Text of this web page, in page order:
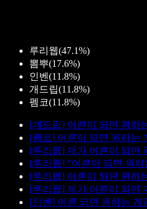
루리웹(47.1%)
뽐뿌(17.6%)
인벤 (11.8%)
개드립(11.8%)
펨코(11.8%)
[개드립] 어른이 되면 원하
[펨코] 어른이 되면 원하는
[루리웹] 제가 어른이 되면
[루리웹] "어른이 되면 원
[루리웹] 어른이 되면 원하
[루리웹] 제가 어른이 되면
[인벤 ] 어른 되면 원하는 게